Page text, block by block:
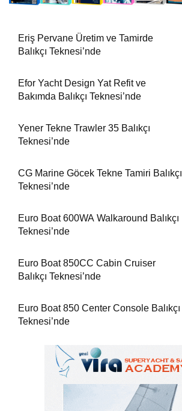
Eriş Pervane Üretim ve Tamirde
Balıkçı Teknesi’nde
Efor Yacht Design Yat Refit ve
Bakımda Balıkçı Teknesi’nde
Yener Tekne Trawler 35 Balıkçı
Teknesi’nde
CG Marine Göcek Tekne Tamiri Balıkçı
Teknesi’nde
Euro Boat 600WA Walkaround Balıkçı
Teknesi’nde
Euro Boat 850CC Cabin Cruiser
Balıkçı Teknesi’nde
Euro Boat 850 Center Console Balıkçı
Teknesi’nde